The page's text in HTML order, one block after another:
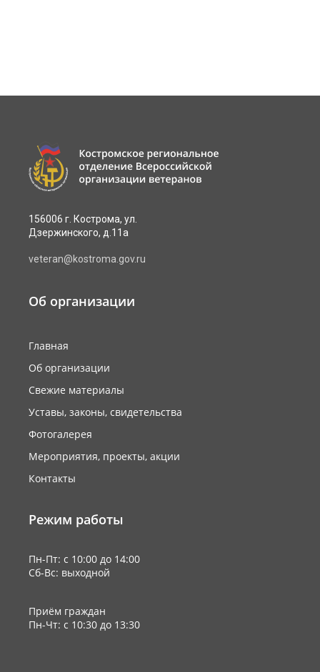
156006 г. Кострома, ул.
Дзержинского, д.11а
veteran@kostroma.gov.ru
Об организации
Главная
Об организации
Свежие материалы
Уставы, законы, свидетельства
Фотогалерея
Мероприятия, проекты, акции
Контакты
Режим работы
Пн-Пт: с 10:00 до 14:00
Сб-Вс: выходной
Приём граждан
Пн-Чт: с 10:30 до 13:30